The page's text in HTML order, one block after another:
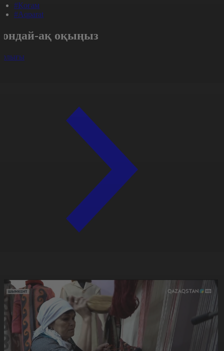
#Қоғам
#Aqparat
ақ оқыңыз